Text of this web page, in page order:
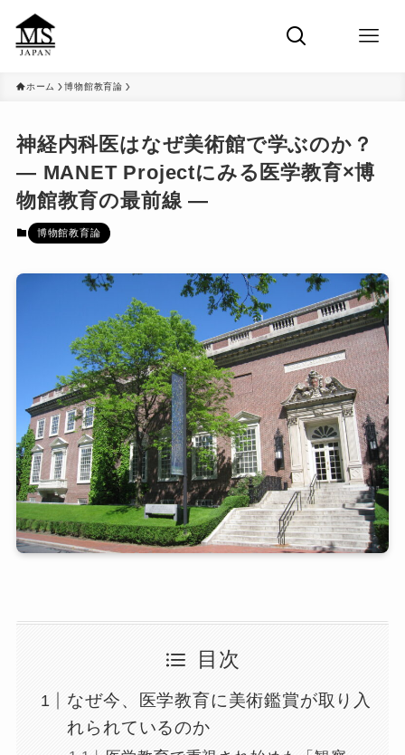
ホーム 博物館教育論
神経内科医はなぜ美術館で学ぶのか？
― MANET Projectにみる医学教育×博
物館教育の最前線 ―
博物館教育論
目次
なぜ今、医学教育に美術鑑賞が取り入
れられているのか